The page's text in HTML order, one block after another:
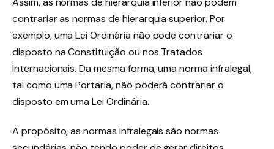
contrariar as normas de hierarquia superior. Por
exemplo, uma Lei Ordinária não pode contrariar o
disposto na Constituição ou nos Tratados
Internacionais. Da mesma forma, uma norma infralegal,
tal como uma Portaria, não poderá contrariar o
disposto em uma Lei Ordinária.
A propósito, as normas infralegais são normas